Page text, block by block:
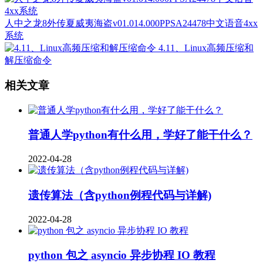
人中之龙8外传夏威夷海盗v01.014.000PPSA24478中文语音4xx
系统
4.11、Linux高频压缩和
解压缩命令
相关文章
普通人学python有什么用，学好了能干什么？
2022-04-28
遗传算法（含python例程代码与详解)
2022-04-28
python 包之 asyncio 异步协程 IO 教程